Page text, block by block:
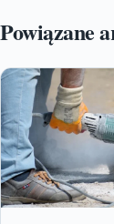
Powiązane